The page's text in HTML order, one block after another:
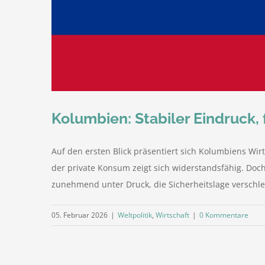
Kolumbien: Stabiler
Auf den ersten Blick präsentiert sich Kolumbiens
der private Konsum zeigt sich widerstandsfähig.
zunehmend unter Druck, die Sicherheitslage
05. Februar 2026 | Weltpolitik, Wirtschaft | 0 Kommentare